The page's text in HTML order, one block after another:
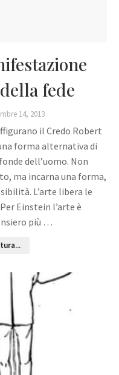
fede
14, 2013
il Credo Robert
forma alternativa di
dell’uomo. Non
ma incarna una forma,
L’arte libera le
Einstein l’arte è
più …